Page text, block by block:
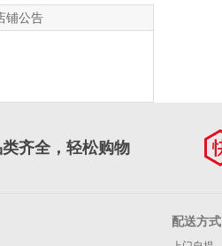
铺公告
买3送1（特价商品不参
元，更有超值大礼相送！高端
品牌咨询热线:400-669-6911
类齐全，轻松购物
配送方式